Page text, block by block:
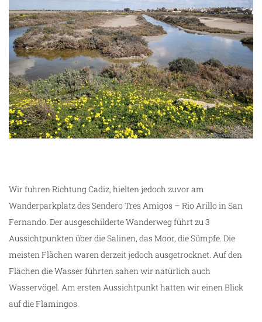
Wir fuhren Richtung Cadiz, hielten jedoch zuvor am
Wanderparkplatz des Sendero Tres Amigos – Rio Arillo in San
Fernando. Der ausgeschilderte Wanderweg führt zu 3
Aussichtpunkten über die Salinen, das Moor, die Sümpfe. Die
meisten Flächen waren derzeit jedoch ausgetrocknet. Auf den
Flächen die Wasser führten sahen wir natürlich auch
Wasservögel. Am ersten Aussichtpunkt hatten wir einen Blick
auf die Flamingos.